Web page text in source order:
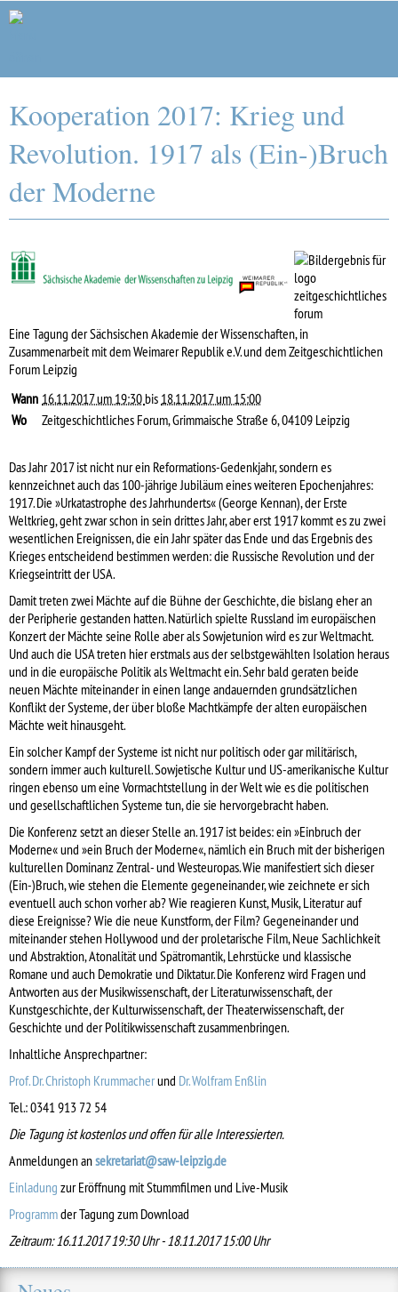
Kooperation 2017: Krieg und
Revolution. 1917 als (Ein-)Bruch
der Moderne
Eine Tagung der Sächsischen Akademie der Wissenschaften, in
Zusammenarbeit mit dem Weimarer Republik e.V. und dem Zeitgeschichtlichen
Forum Leipzig
Wann 16.11.2017 um 19:30 bis 18.11.2017 um 15:00
Wo
Zeitgeschichtliches Forum, Grimmaische Straße 6, 04109 Leipzig
Das Jahr 2017 ist nicht nur ein Reformations-Gedenkjahr, sondern es
kennzeichnet auch das 100-jährige Jubiläum eines weiteren Epochenjahres:
1917. Die »Urkatastrophe des Jahrhunderts« (George Kennan), der Erste
Weltkrieg, geht zwar schon in sein drittes Jahr, aber erst 1917 kommt es zu zwei
wesentlichen Ereignissen, die ein Jahr später das Ende und das Ergebnis des
Krieges entscheidend bestimmen werden: die Russische Revolution und der
Kriegseintritt der USA.
Damit treten zwei Mächte auf die Bühne der Geschichte, die bislang eher an
der Peripherie gestanden hatten. Natürlich spielte Russland im europäischen
Konzert der Mächte seine Rolle aber als Sowjetunion wird es zur Weltmacht.
Und auch die USA treten hier erstmals aus der selbstgewählten Isolation heraus
und in die europäische Politik als Weltmacht ein. Sehr bald geraten beide
neuen Mächte miteinander in einen lange andauernden grundsätzlichen
Konflikt der Systeme, der über bloße Machtkämpfe der alten europäischen
Mächte weit hinausgeht.
Ein solcher Kampf der Systeme ist nicht nur politisch oder gar militärisch,
sondern immer auch kulturell. Sowjetische Kultur und US-amerikanische Kultur
ringen ebenso um eine Vormachtstellung in der Welt wie es die politischen
und gesellschaftlichen Systeme tun, die sie hervorgebracht haben.
Die Konferenz setzt an dieser Stelle an. 1917 ist beides: ein »Einbruch der
Moderne« und »ein Bruch der Moderne«, nämlich ein Bruch mit der bisherigen
kulturellen Dominanz Zentral- und Westeuropas. Wie manifestiert sich dieser
(Ein-)Bruch, wie stehen die Elemente gegeneinander, wie zeichnete er sich
eventuell auch schon vorher ab? Wie reagieren Kunst, Musik, Literatur auf
diese Ereignisse? Wie die neue Kunstform, der Film? Gegeneinander und
miteinander stehen Hollywood und der proletarische Film, Neue Sachlichkeit
und Abstraktion, Atonalität und Spätromantik, Lehrstücke und klassische
Romane und auch Demokratie und Diktatur. Die Konferenz wird Fragen und
Antworten aus der Musikwissenschaft, der Literaturwissenschaft, der
Kunstgeschichte, der Kulturwissenschaft, der Theaterwissenschaft, der
Geschichte und der Politikwissenschaft zusammenbringen.
Inhaltliche Ansprechpartner:
Prof. Dr. Christoph Krummacherund Dr. Wolfram Enßlin
Tel.: 0341 913 72 54
Die Tagung ist kostenlos und offen für alle Interessierten.
Anmeldungen ansekretariat@saw-leipzig.de
Einladung zur Eröffnung mit Stummfilmen und Live-Musik
Programmder Tagung zum Download
Zeitraum: 16.11.2017 19:30 Uhr - 18.11.2017 15:00 Uhr